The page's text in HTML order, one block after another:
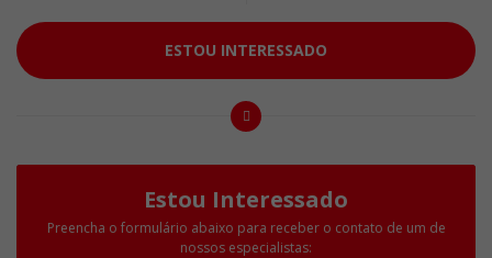
ESTOU INTERESSADO
Estou Interessado
Preencha o formulário abaixo para receber o contato de um de
nossos especialistas: